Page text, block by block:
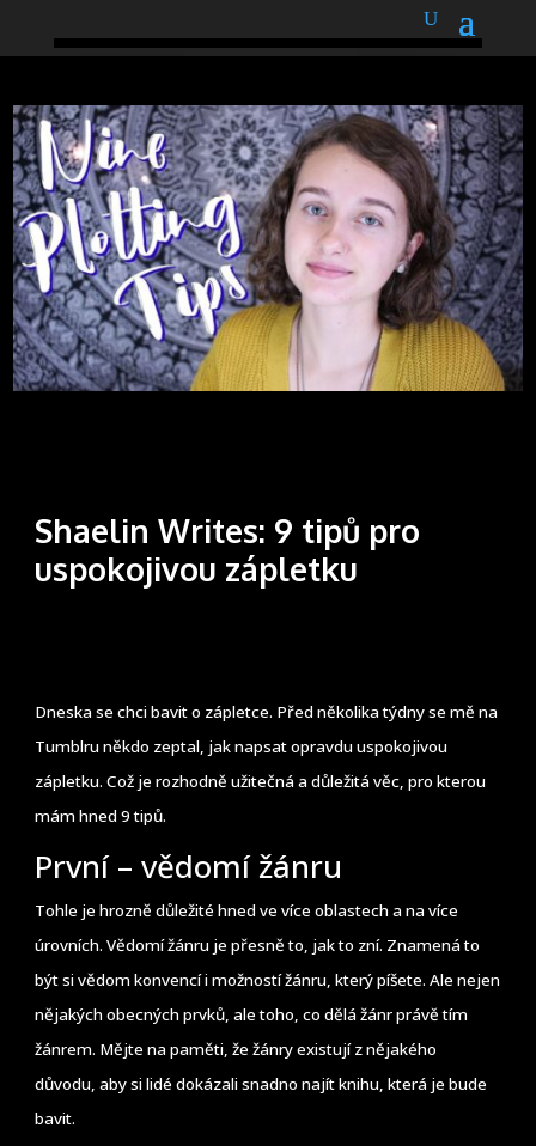
Shaelin Writes: 9 tipů pro
uspokojivou zápletku
Dneska se chci bavit o zápletce. Před několika týdny se mě na
Tumblru někdo zeptal, jak napsat opravdu uspokojivou
zápletku. Což je rozhodně užitečná a důležitá věc, pro kterou
mám hned 9 tipů.
První – vědomí žánru
Tohle je hrozně důležité hned ve více oblastech a na více
úrovních. Vědomí žánru je přesně to, jak to zní. Znamená to
být si vědom konvencí i možností žánru, který píšete. Ale nejen
nějakých obecných prvků, ale toho, co dělá žánr právě tím
žánrem. Mějte na paměti, že žánry existují z nějakého
důvodu, aby si lidé dokázali snadno najít knihu, která je bude
bavit.